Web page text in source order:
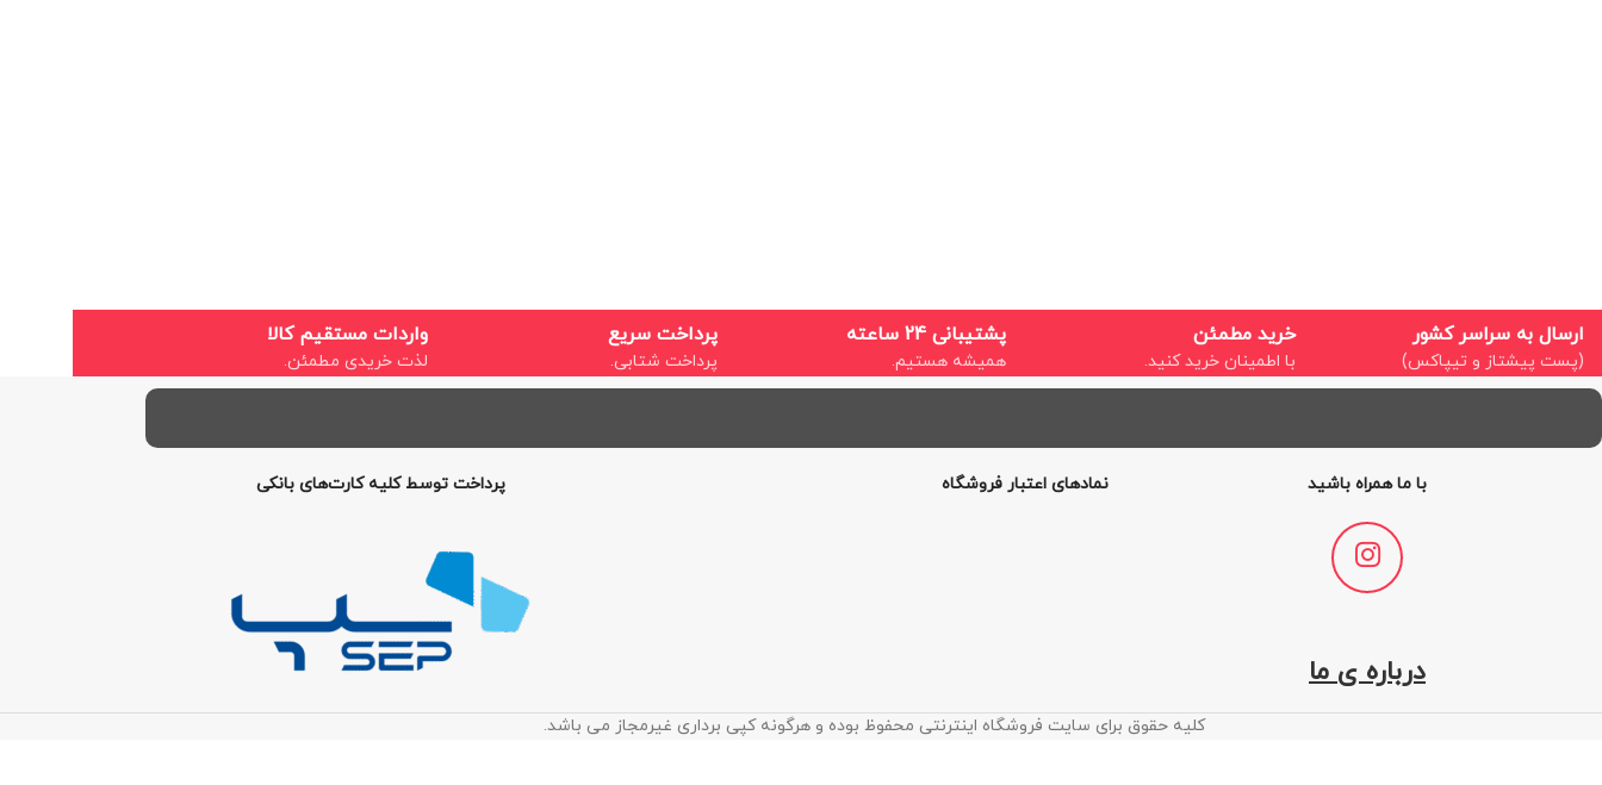
ارسال به سراسر کشور
(پست پیشتاز و تیپاکس)
خرید مطمئن
با اطمینان خرید کنید.
پشتیبانی 24 ساعته
همیشه هستیم.
پرداخت سریع
پرداخت شتابی.
واردات مستقیم کالا
لذت خریدی مطمئن.
با ما همراه باشید
درباره ی ما
نمادهای اعتبار فروشگاه پرداخت توسط کلیه کارت‌های بانکی
کلیه حقوق برای سایت فروشگاه اینترنتی محفوظ بوده و هرگونه کپی برداری غیرمجاز می باشد.